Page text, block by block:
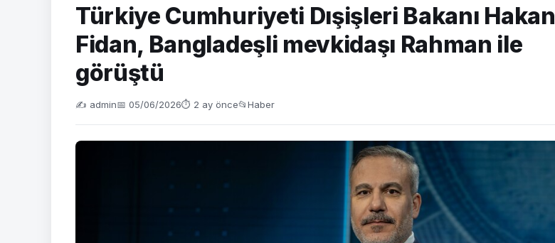
Türkiye Cumhuriyeti Dışişleri Bakanı Hakan
Fidan, Bangladeşli mevkidaşı Rahman ile
görüştü
✍️ admin📅 05/06/2026⏱ 2 ay önce📂Haber